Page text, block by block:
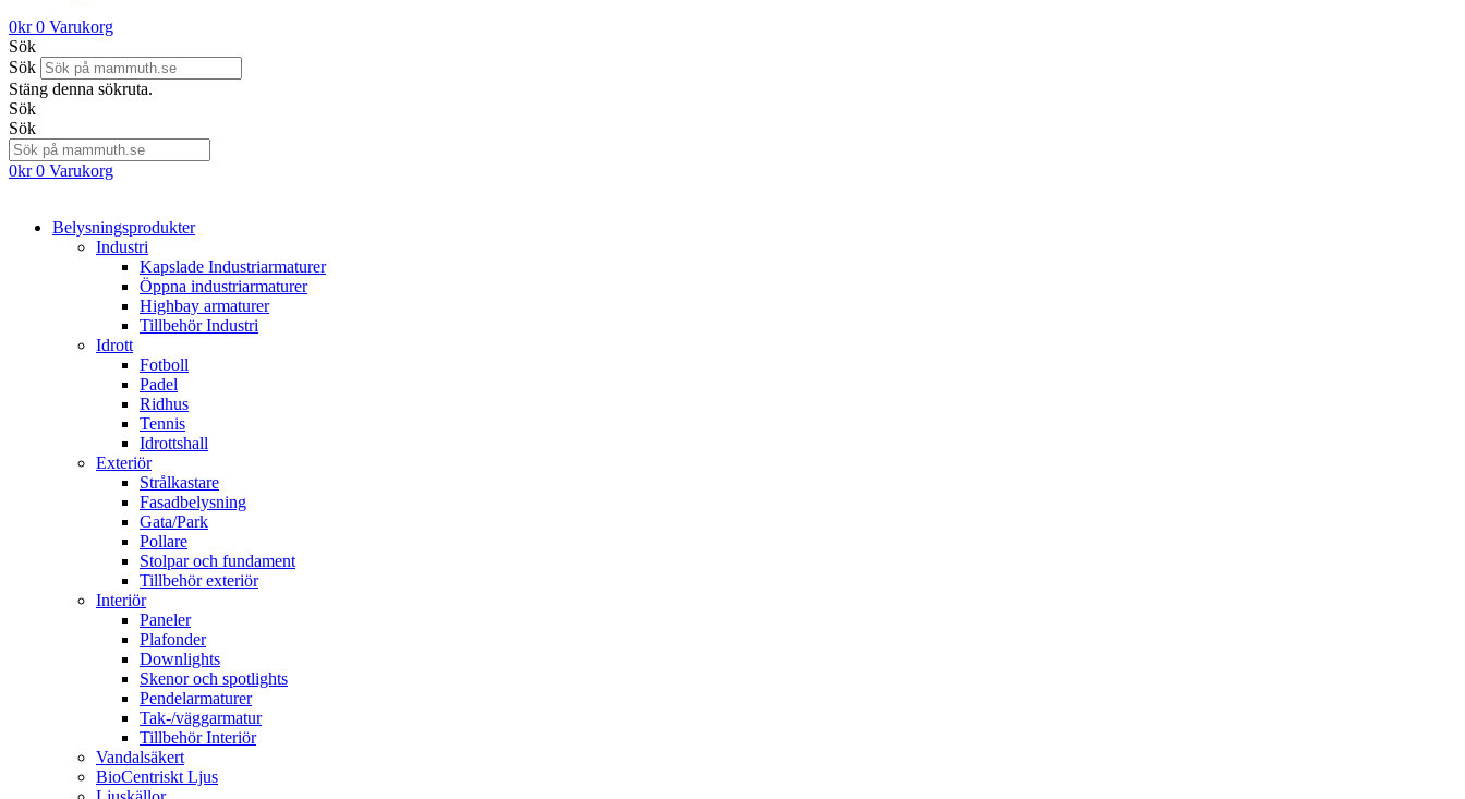
0kr 0 Varukorg
Sök
Sök
Stäng denna sökruta.
Sök
Sök
0kr 0 Varukorg
Belysningsprodukter
Industri
Kapslade Industriarmaturer
Öppna industriarmaturer
Highbay armaturer
Tillbehör Industri
Idrott
Fotboll
Padel
Ridhus
Tennis
Idrottshall
Exteriör
Strålkastare
Fasadbelysning
Gata/Park
Pollare
Stolpar och fundament
Tillbehör exteriör
Interiör
Paneler
Plafonder
Downlights
Skenor och spotlights
Pendelarmaturer
Tak-/väggarmatur
Tillbehör Interiör
Vandalsäkert
BioCentriskt Ljus